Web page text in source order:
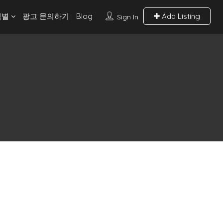
Sign In Add Listing
광고 문의하기 Blog